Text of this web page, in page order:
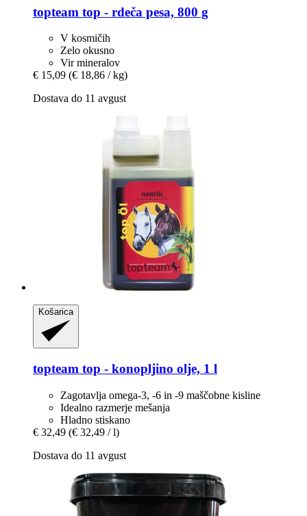
topteam top -​ rdeča pesa, 800 g
V kosmičih
Zelo okusno
Vir mineralov
€ 15,09 (€ 18,86 / kg)
Dostava do 11 avgust
Košarica
topteam top -​ konopljino olje, 1 l
Zagotavlja omega-3, -6 in -9 maščobne kisline
Idealno razmerje mešanja
Hladno stiskano
€ 32,49 (€ 32,49 / l)
Dostava do 11 avgust